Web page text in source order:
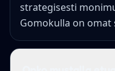
strategisesti
Gomokulla on